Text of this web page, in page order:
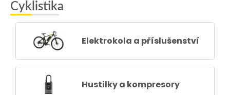
Cyklistika
Elektrokola a příslušenství
Hustilky a kompresory